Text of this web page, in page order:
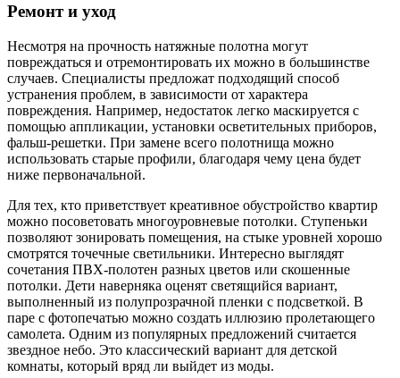
Ремонт и уход
Несмотря на прочность натяжные полотна могут
повреждаться и отремонтировать их можно в большинстве
случаев. Специалисты предложат подходящий способ
устранения проблем, в зависимости от характера
повреждения. Например, недостаток легко маскируется с
помощью аппликации, установки осветительных приборов,
фальш-решетки. При замене всего полотнища можно
использовать старые профили, благодаря чему цена будет
ниже первоначальной.
Для тех, кто приветствует креативное обустройство квартир
можно посоветовать многоуровневые потолки. Ступеньки
позволяют зонировать помещения, на стыке уровней хорошо
смотрятся точечные светильники. Интересно выглядят
сочетания ПВХ-полотен разных цветов или скошенные
потолки. Дети наверняка оценят светящийся вариант,
выполненный из полупрозрачной пленки с подсветкой. В
паре с фотопечатью можно создать иллюзию пролетающего
самолета. Одним из популярных предложений считается
звездное небо. Это классический вариант для детской
комнаты, который вряд ли выйдет из моды.